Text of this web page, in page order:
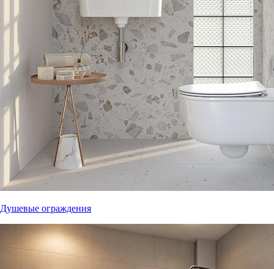
Душевые ограждения